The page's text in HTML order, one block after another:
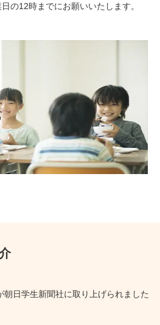
の12時までにお願いいたします。
朝日学生新聞社に取り上げられました